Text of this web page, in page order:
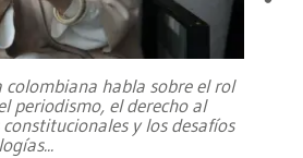
colombiana habla sobre el rol
periodismo, el derecho al
y los desafíos
...